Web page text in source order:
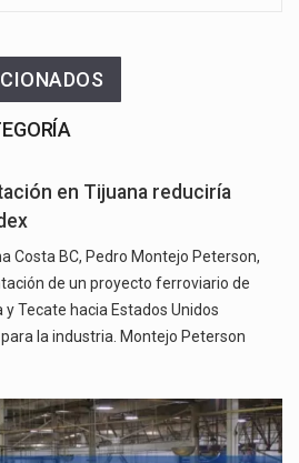
en Tijuana reduciría
Costa BC, Pedro Montejo Peterson,
de un proyecto ferroviario de
Tecate hacia Estados Unidos
la industria. Montejo Peterson